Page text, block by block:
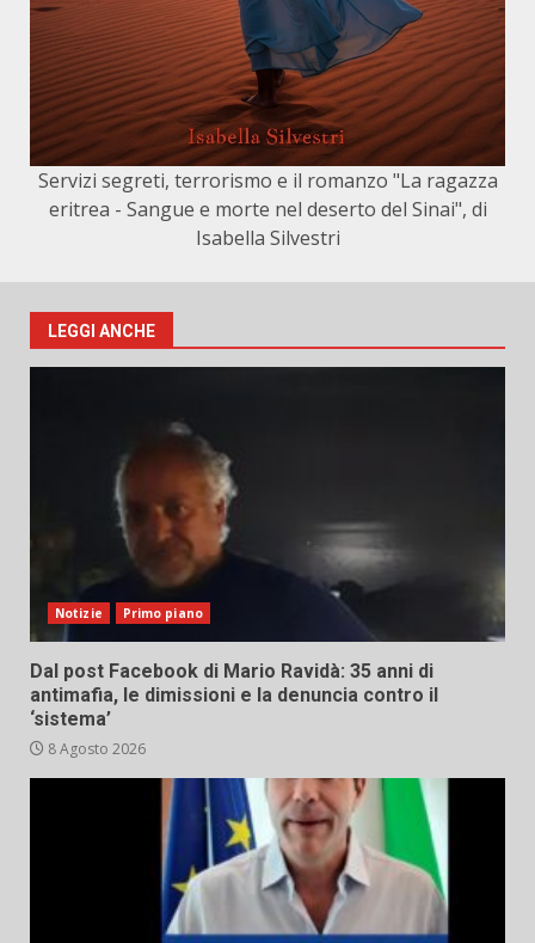
Servizi segreti, terrorismo e il romanzo "La ragazza
eritrea - Sangue e morte nel deserto del Sinai", di
Isabella Silvestri
LEGGI ANCHE
Notizie Primo piano
Dal post Facebook di Mario Ravidà: 35 anni di
antimafia, le dimissioni e la denuncia contro il
‘sistema’
8 Agosto 2026